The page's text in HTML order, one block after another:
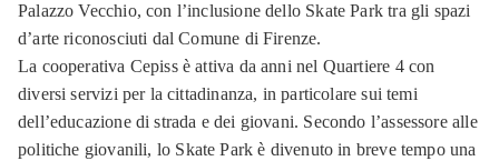
Palazzo Vecchio, con l’inclusione dello Skate Park tra gli spazi
d’arte riconosciuti dal Comune di Firenze.
La cooperativa Cepiss è attiva da anni nel Quartiere 4 con
diversi servizi per la cittadinanza, in particolare sui temi
dell’educazione di strada e dei giovani. Secondo l’assessore alle
politiche giovanili, lo Skate Park è divenuto in breve tempo una